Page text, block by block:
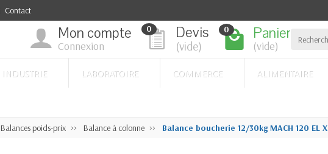
Contact
Mon compte
Connexion
0 Devis
(vide)
0 Panier
(vide)
INDUSTRIE LABORATOIRE COMMERCE ALIMENTAIRE
Balances poids-prix Balance à colonne Balance boucherie 12/30kg MACH 120 EL X